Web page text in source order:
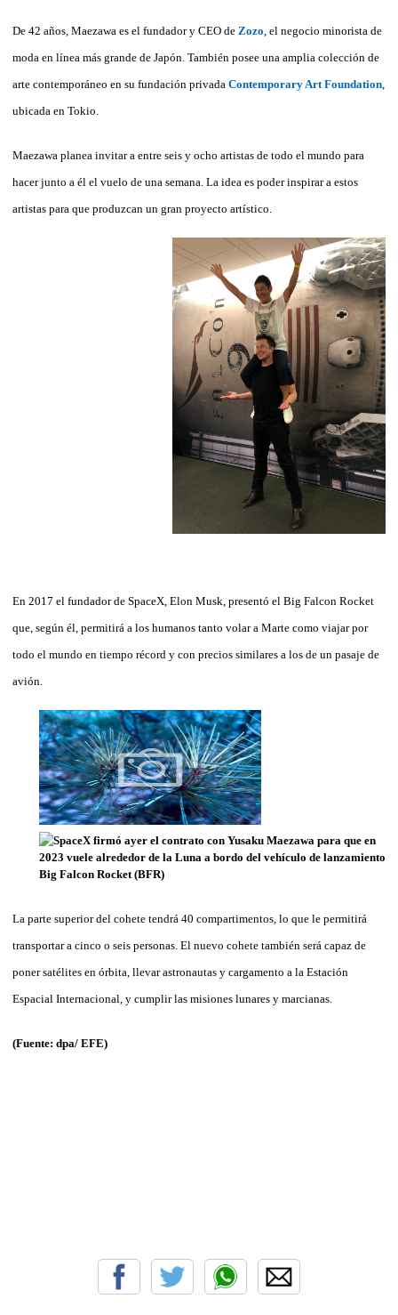
De 42 años, Maezawa es el fundador y CEO de Zozo , el negocio minorista de
moda en línea más grande de Japón. También posee una amplia colección de
arte contemporáneo en su fundación privada Contemporary Art Foundation
ubicada en Tokio.
Maezawa planea invitar a entre seis y ocho artistas de todo el mundo para
hacer junto a él el vuelo de una semana. La idea es poder inspirar a estos
artistas para que produzcan un gran proyecto artístico.
En 2017 el fundador de SpaceX, Elon Musk, presentó el Big Falcon Rocket
que, según él, permitirá a los humanos tanto volar a Marte como viajar por
todo el mundo en tiempo récord y con precios similares a los de un pasaje de
avión.
La parte superior del cohete tendrá 40 compartimentos, lo que le permitirá
transportar a cinco o seis personas. El nuevo cohete también será capaz de
poner satélites en órbita, llevar astronautas y cargamento a la Estación
Espacial Internacional, y cumplir las misiones lunares y marcianas.
(Fuente: dpa/ EFE)